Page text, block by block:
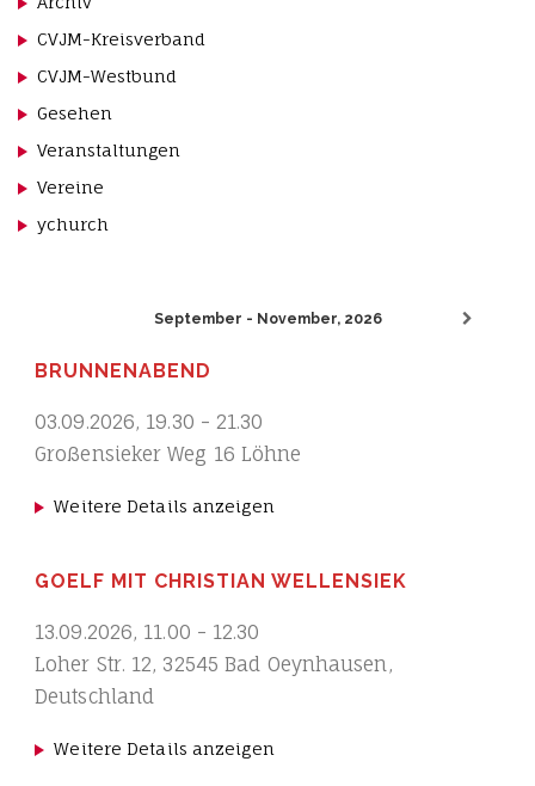
CVJM-Kreisverband
CVJM-Westbund
Gesehen
Veranstaltungen
Vereine
ychurch
September - November, 2026
BRUNNENABEND
03.09.2026, 19.30 - 21.30
Großensieker Weg 16 Löhne
Weitere Details anzeigen
GOELF MIT CHRISTIAN WELLENSIEK
13.09.2026, 11.00 - 12.30
Loher Str. 12, 32545 Bad Oeynhausen,
Deutschland
Weitere Details anzeigen